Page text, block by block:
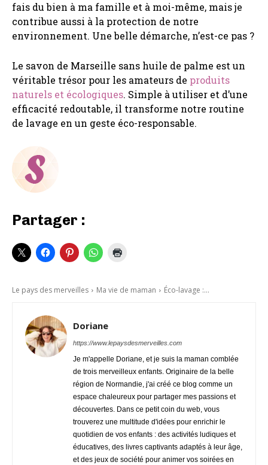
fais du bien à ma famille et à moi-même, mais je
contribue aussi à la protection de notre
environnement. Une belle démarche, n’est-ce pas ?
Le savon de Marseille sans huile de palme est un
véritable trésor pour les amateurs de produits
naturels et écologiques. Simple à utiliser et d’une
efficacité redoutable, il transforme notre routine
de lavage en un geste éco-responsable.
Partager :
Le pays des merveilles Ma vie de maman Éco-lavage :...
Doriane
https://www.lepaysdesmerveilles.com
Je m'appelle Doriane, et je suis la maman comblée
de trois merveilleux enfants. Originaire de la belle
région de Normandie, j'ai créé ce blog comme un
espace chaleureux pour partager mes passions et
découvertes. Dans ce petit coin du web, vous
trouverez une multitude d'idées pour enrichir le
quotidien de vos enfants : des activités ludiques et
éducatives, des livres captivants adaptés à leur âge,
et des jeux de société pour animer vos soirées en